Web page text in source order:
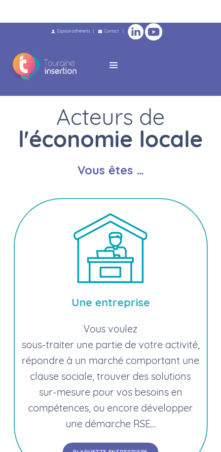
Espace adhérents Contact
Acteurs de
l'économie locale
Vous êtes …
Une entreprise
Vous voulez
sous-traiter une partie de votre activité,
répondre à un marché comportant une
clause sociale, trouver des solutions
sur-mesure pour vos besoins en
compétences, ou encore développer
une démarche RSE…